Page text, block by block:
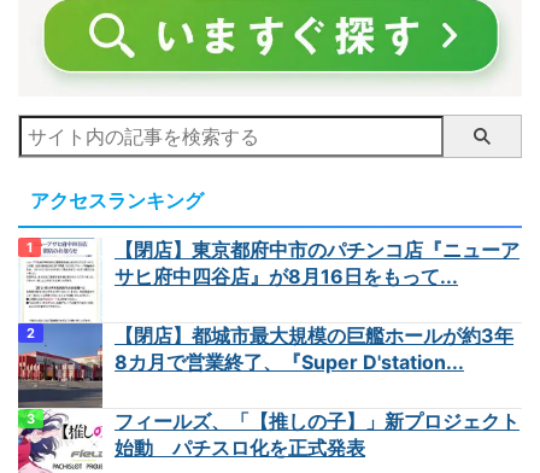
アクセスランキング
【閉店】東京都府中市のパチンコ店『ニューア
サヒ府中四谷店』が8月16日をもって...
【閉店】都城市最大規模の巨艦ホールが約3年
8カ月で営業終了、『Super D'station...
フィールズ、「【推しの子】」新プロジェクト
始動 パチスロ化を正式発表